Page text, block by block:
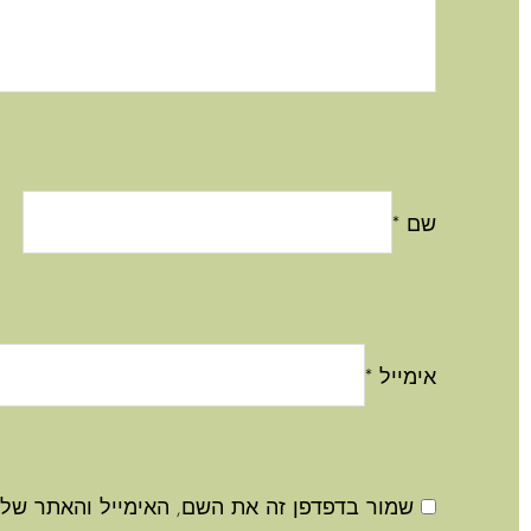
שם *
אימייל *
שמור בדפדפן זה את השם, האימייל והאתר